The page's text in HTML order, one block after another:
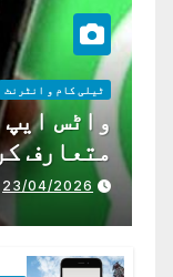
ٹیلی کام و انٹرنٹ
واٹس ایپ
متعارف
23/04/2026